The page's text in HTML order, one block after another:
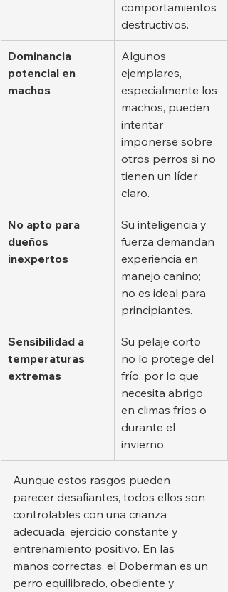
comportamientos
destructivos.
Dominancia
potencial en
machos
Algunos
ejemplares,
especialmente los
machos, pueden
intentar
imponerse sobre
otros perros si no
tienen un líder
claro.
No apto para
dueños
inexpertos
Su inteligencia y
fuerza demandan
experiencia en
manejo canino;
no es ideal para
principiantes.
Sensibilidad a
temperaturas
extremas
Su pelaje corto
no lo protege del
frío, por lo que
necesita abrigo
en climas fríos o
durante el
invierno.
Aunque estos rasgos pueden
parecer desafiantes, todos ellos son
controlables con una crianza
adecuada, ejercicio constante y
entrenamiento positivo. En las
manos correctas, el Doberman es un
perro equilibrado, obediente y